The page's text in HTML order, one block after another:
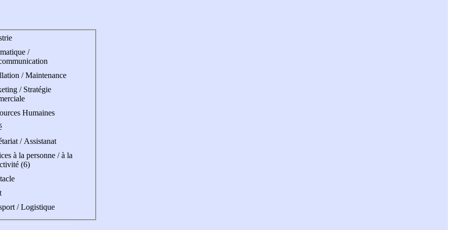
/
/ Maintenance
/ Stratégie
Humaines
/ Assistanat
à la personne / à la
(6)
/ Logistique